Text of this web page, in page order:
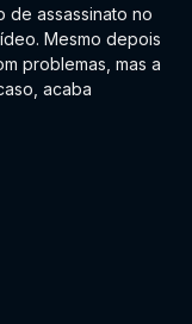
de assassinato no
Mesmo depois
problemas, mas a
acaba